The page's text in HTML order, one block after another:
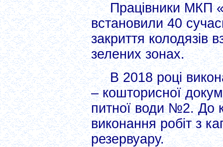
Працівники МКП
встановили 40
закриття колодязів
зелених зонах.
В 2018 році
– кошторисної
питної води №2. До
виконання робіт з
резервуару.